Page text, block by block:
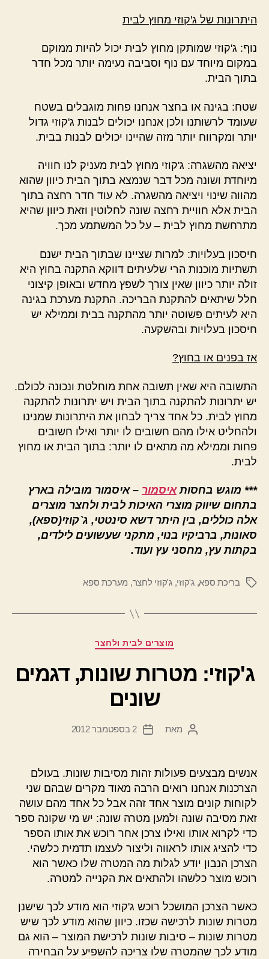
היתרונות של ג'קוזי מחוץ לבית
נוף: ג'קוזי שמותקן מחוץ לבית יכול להיות ממוקם
במקום מיוחד עם נוף וסביבה נעימה יותר מכל חדר
בתוך הבית.
שטח: בגינה או בחצר אנחנו פחות מוגבלים בשטח
שעומד לרשותנו ולכן אנחנו יכולים לבנות ג'קוזי גדול
יותר ומקרווח יותר מזה שהיינו יכולים לבנות בבית.
יציאה מהשגרה: ג'קוזי מחוץ לבית מעניק לנו חוויה
מיוחדת ושונה מכל דבר שנמצא בתוך הבית כיוון שהוא
מהווה שינוי ויציאה מהשגרה. לא עוד חדר רחצה בתוך
הבית אלא חוויית רחצה שונה לחלוטין וזאת כיוון שהיא
מתרחשת מחוץ לבית – על כל המשתמע מכך.
חיסכון בעלויות: למרות שציינו שבתוך הבית ישנם
תשתיות מוכנות הרי שלעיתים דווקא התקנה בחוץ היא
זולה יותר כיוון שאין צורך לשפץ מחדש ובאופן קיצוני
חלל שיתאים להתקנת הבריכה. התקנת מערכת בגינה
היא לעיתים פשוטה יותר מהתקנה בבית וממילא יש
חיסכון בעלויות ובהשקעה.
אז בפנים או בחוץ?
התשובה היא שאין תשובה אחת מוחלטת ונכונה לכולם.
יש יתרונות להתקנה בתוך הבית ויש יתרונות להתקנה
מחוץ לבית. כל אחד צריך לבחון את היתרונות שמנינו
ולהחליט אילו מהם חשובים לו יותר ואילו חשובים
פחות וממילא מה מתאים לו יותר: בתוך הבית או מחוץ
לבית.
*** מוגש בחסותאיסמור – איסמור מובילה בארץ
בתחום שיווק מוצרי האיכות לבית ולחצר מוצרים
אלה כוללים, בין היתר דשא סינטטי, ג`קוזי(ספא),
סאונות, ברביקיו בנוי, מתקני שעשועים לילדים,
בקתות עץ, מחסני עץ ועוד.
תגיותבריכת ספא,ג'קוזי,ג'קוזי לחצר, מערכת ספא
קטגוריות
מוצרים לבית ולחצר
ג'קוזי: מטרות שונות, דגמים
שונים
המחבר
מאת
תאריך
2 בספטמבר 2012
אנשים מבצעים פעולות זהות מסיבות שונות. בעולם
הצרכנות אנחנו רואים הרבה מאוד מקרים שבהם שני
לקוחות קונים מוצר אחד זהה אבל כל אחד מהם עושה
זאת מסיבה שונה ולמען מטרה שונה: יש מי שקונה ספר
כדי לקרוא אותו ואילו צרכן אחר רוכש את אותו הספר
כדי להציג אותו לראווה וליצור לעצמו תדמית כלשהי.
הצרכן הנבון יודע לגלות מה המטרה שלו כאשר הוא
רוכש מוצר כלשהו ולהתאים את הקנייה למטרה.
כאשר הצרכן המושכל רוכש ג'קוזי הוא מודע לכך שישנן
מטרות שונות לרכישה שכזו. כיוון שהוא מודע לכך שיש
מטרות שונות – סיבות שונות לרכישת המוצר – הוא גם
מודע לכך שהמטרה שלו צריכה להשפיע על הבחירה